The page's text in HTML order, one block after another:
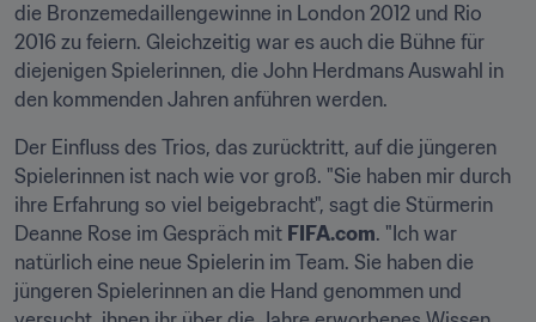
die Bronzemedaillengewinne in London 2012 und Rio
2016 zu feiern. Gleichzeitig war es auch die Bühne für
diejenigen Spielerinnen, die John Herdmans Auswahl in
den kommenden Jahren anführen werden.
Der Einfluss des Trios, das zurücktritt, auf die jüngeren
Spielerinnen ist nach wie vor groß. "Sie haben mir durch
ihre Erfahrung so viel beigebracht", sagt die Stürmerin
Deanne Rose im Gespräch mit FIFA.com. "Ich war
natürlich eine neue Spielerin im Team. Sie haben die
jüngeren Spielerinnen an die Hand genommen und